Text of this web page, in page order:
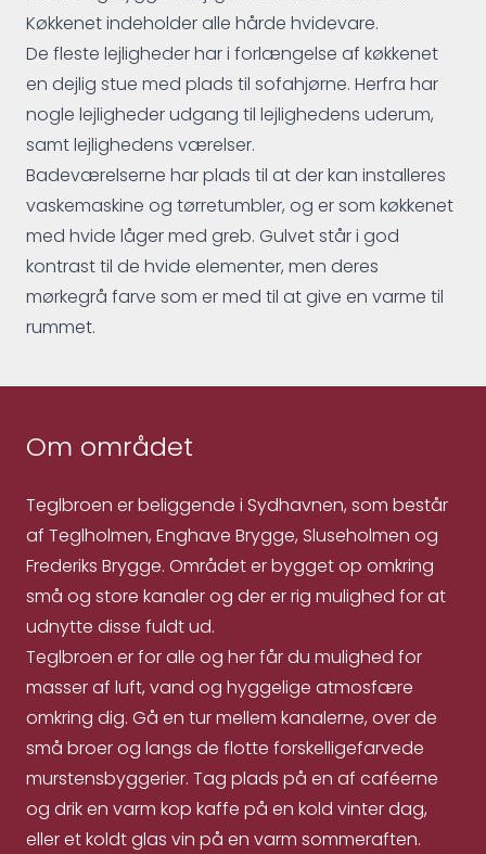
Køkkenet indeholder alle hårde hvidevare.
De fleste lejligheder har i forlængelse af køkkenet
en dejlig stue med plads til sofahjørne. Herfra har
nogle lejligheder udgang til lejlighedens uderum,
samt lejlighedens værelser.
Badeværelserne har plads til at der kan installeres
vaskemaskine og tørretumbler, og er som køkkenet
med hvide låger med greb. Gulvet står i god
kontrast til de hvide elementer, men deres
mørkegrå farve som er med til at give en varme til
rummet.
Om området
Teglbroen er beliggende i Sydhavnen, som består
af Teglholmen, Enghave Brygge, Sluseholmen og
Frederiks Brygge. Området er bygget op omkring
små og store kanaler og der er rig mulighed for at
udnytte disse fuldt ud.
Teglbroen er for alle og her får du mulighed for
masser af luft, vand og hyggelige atmosfære
omkring dig. Gå en tur mellem kanalerne, over de
små broer og langs de flotte forskelligefarvede
murstensbyggerier. Tag plads på en af caféerne
og drik en varm kop kaffe på en kold vinter dag,
eller et koldt glas vin på en varm sommeraften.